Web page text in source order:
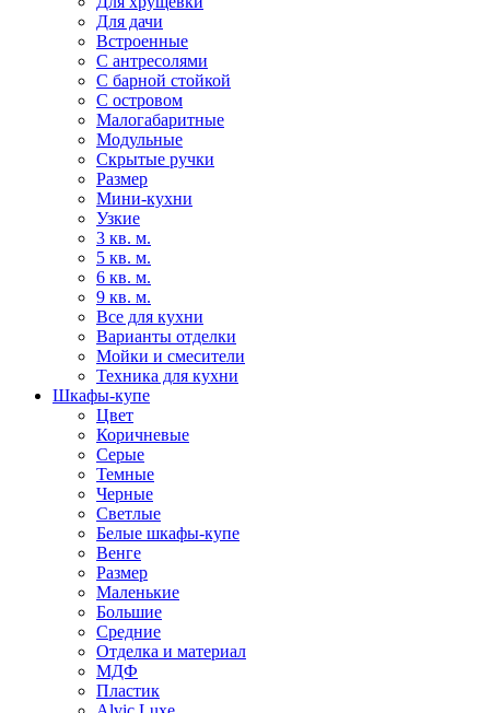
Для дачи
Встроенные
С антресолями
С барной стойкой
С островом
Малогабаритные
Модульные
Скрытые ручки
Размер
Мини-кухни
Узкие
3 кв. м.
5 кв. м.
6 кв. м.
9 кв. м.
Все для кухни
Варианты отделки
Мойки и смесители
Техника для кухни
Шкафы-купе
Цвет
Коричневые
Серые
Темные
Черные
Светлые
Белые шкафы-купе
Венге
Размер
Маленькие
Большие
Средние
Отделка и материал
МДФ
Пластик